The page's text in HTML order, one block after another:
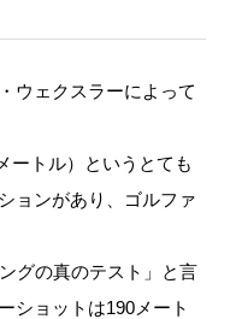
ウェクスラーによって
ートル）というとても
ョンがあり、ゴルファ
グの真のテスト」と言
ショットは190メート